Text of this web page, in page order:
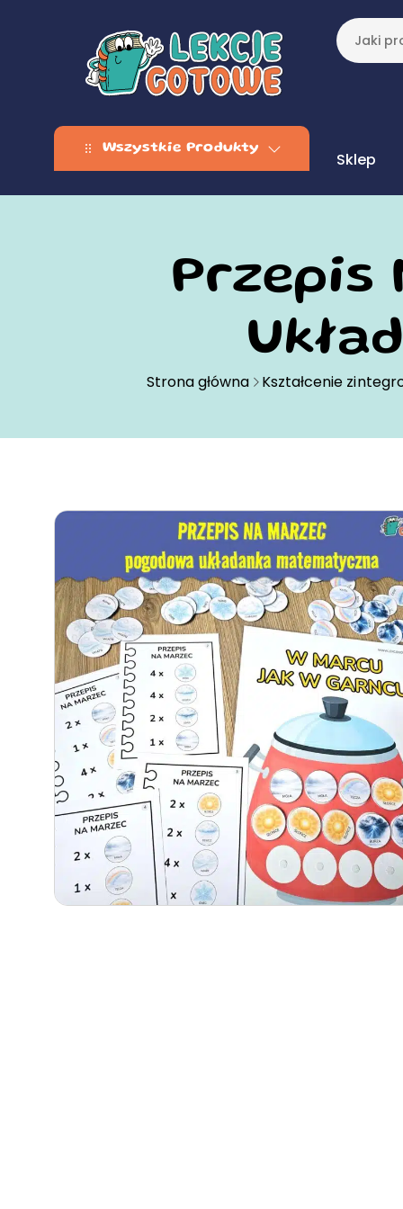
Wszystkie Produkty
Sklep
Przepis
Strona główna Kształcenie